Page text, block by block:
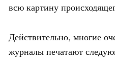
всю картину
Действительно, многие
журналы печатают